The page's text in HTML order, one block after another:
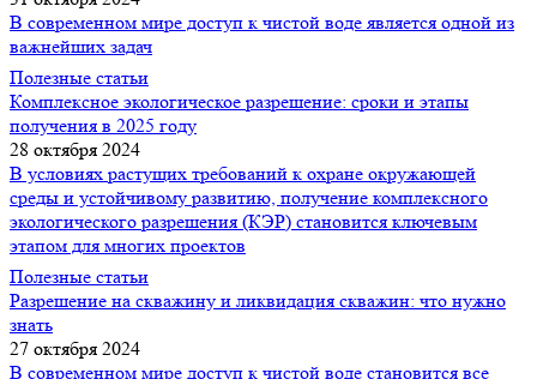
В современном мире доступ к чистой воде является одной из
важнейших задач
Полезные статьи
Комплексное экологическое разрешение: сроки и этапы
получения в 2025 году
28 октября 2024
В условиях растущих требований к охране окружающей
среды и устойчивому развитию, получение комплексного
экологического разрешения (КЭР) становится ключевым
этапом для многих проектов
Полезные статьи
Разрешение на скважину и ликвидация скважин: что нужно
знать
27 октября 2024
В современном мире доступ к чистой воде становится все